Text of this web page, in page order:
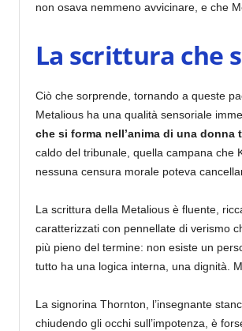
non osava nemmeno avvicinare, e che
La scrittura che
Ciò che sorprende, tornando a queste
Metalious ha una qualità sensoriale
che si forma nell’anima di una donna
caldo del tribunale, quella campana che
nessuna censura morale poteva
La scrittura della Metalious è fluente,
caratterizzati con pennellate di verismo
più pieno del termine: non esiste un
tutto ha una logica interna, una dignità.
La signorina Thornton, l’insegnante
chiudendo gli occhi sull’impotenza, è